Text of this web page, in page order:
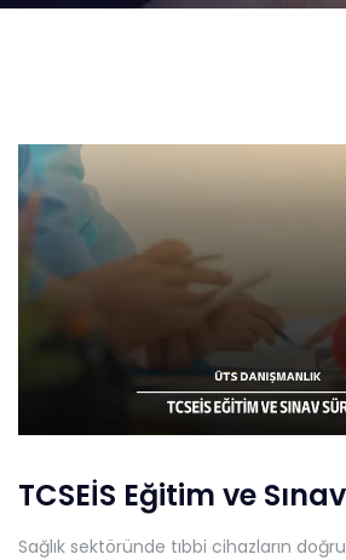
TCSEİS Eğitim ve
Sağlık sektöründe tıbbi cihazların